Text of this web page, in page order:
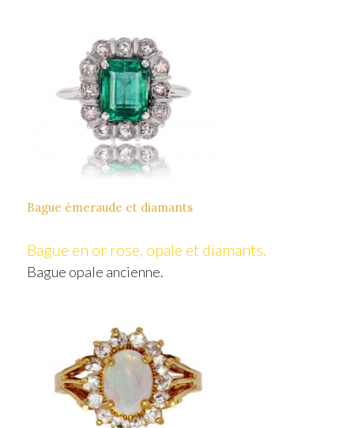
Bague émeraude et diamants
Bague en or rose, opale et diamants.
Bague opale ancienne.